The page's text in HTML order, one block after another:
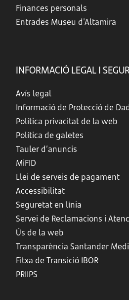
Finances personals
Entrades Museu d'Altamira
INFORMACIÓ LEGAL I
Avís legal
Informació de Protecció de
Política privacitat de la web
Política de galetes
Tauler d’anuncis
MiFID
Llei de serveis de pagament
Accessibilitat
Seguretat en línia
Servei de Reclamacions i
Ús de la web
Transparència Santander
Fitxa de Transició IBOR
PRIIPS